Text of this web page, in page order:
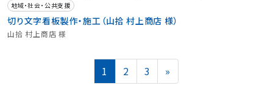
地域・社会・公共支援
切り文字看板製作・施工（山拾 村上商店 様）
山拾 村上商店 様
投
稿
Page
1 Page
2 Page
3 »